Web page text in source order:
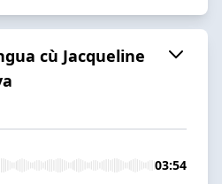
cù Jacqueline
03:54